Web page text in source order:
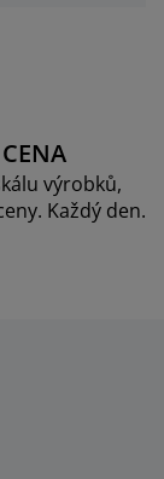
výrobků,
Každý den.